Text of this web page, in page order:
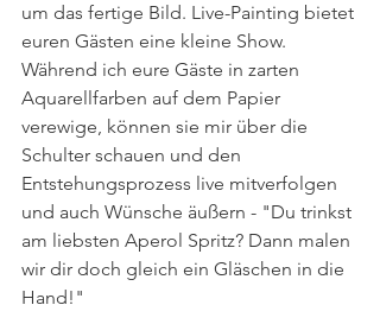
um das fertige Bild. Live-Painting bietet
euren Gästen eine kleine Show.
Während ich eure Gäste in zarten
Aquarellfarben auf dem Papier
verewige, können sie mir über die
Schulter schauen und den
Entstehungsprozess live mitverfolgen
und auch Wünsche äußern - "Du trinkst
am liebsten Aperol Spritz? Dann malen
wir dir doch gleich ein Gläschen in die
Hand!"